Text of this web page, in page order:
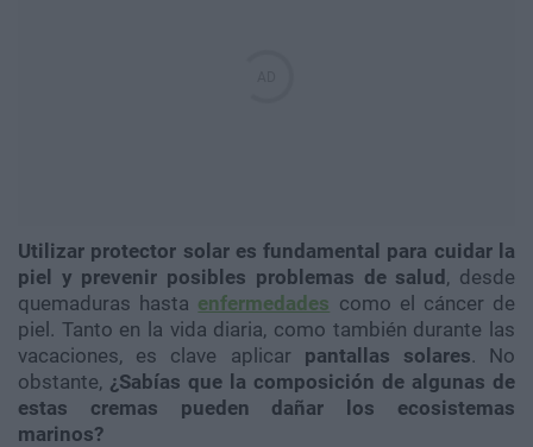
Utilizar protector solar es fundamental para cuidar la
piel y prevenir posibles problemas de salud, desde
quemaduras hasta enfermedades como el cáncer de
piel. Tanto en la vida diaria, como también durante las
vacaciones, es clave aplicar pantallas solares. No
obstante, ¿Sabías que la composición de algunas de
estas cremas pueden dañar los ecosistemas
marinos?